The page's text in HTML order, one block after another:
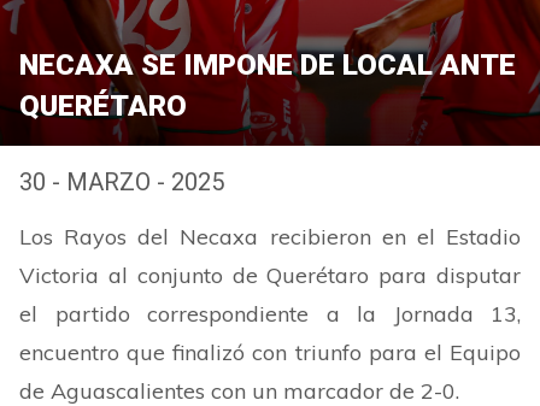
NECAXA SE IMPONE DE LOCAL ANTE
QUERÉTARO
30 - MARZO - 2025
Los Rayos del Necaxa recibieron en el Estadio
Victoria al conjunto de Querétaro para disputar
el partido correspondiente a la Jornada 13,
encuentro que finalizó con triunfo para el Equipo
de Aguascalientes con un marcador de 2-0.